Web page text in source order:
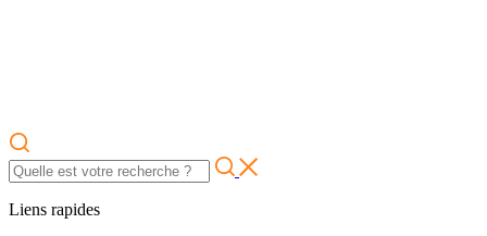
Liens rapides